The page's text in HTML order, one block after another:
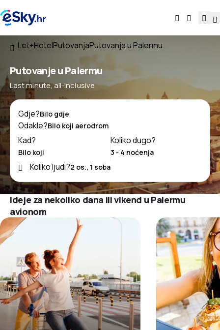
Let+HotelPutovanjaPutovanja u Palermu
Putovanje u Palermu
Last minute, all-inclusive
Gdje?
Odakle?
Kad?
Koliko dugo?
Koliko ljudi?
Ideje za nekoliko dana ili vikend u Palermu
avionom